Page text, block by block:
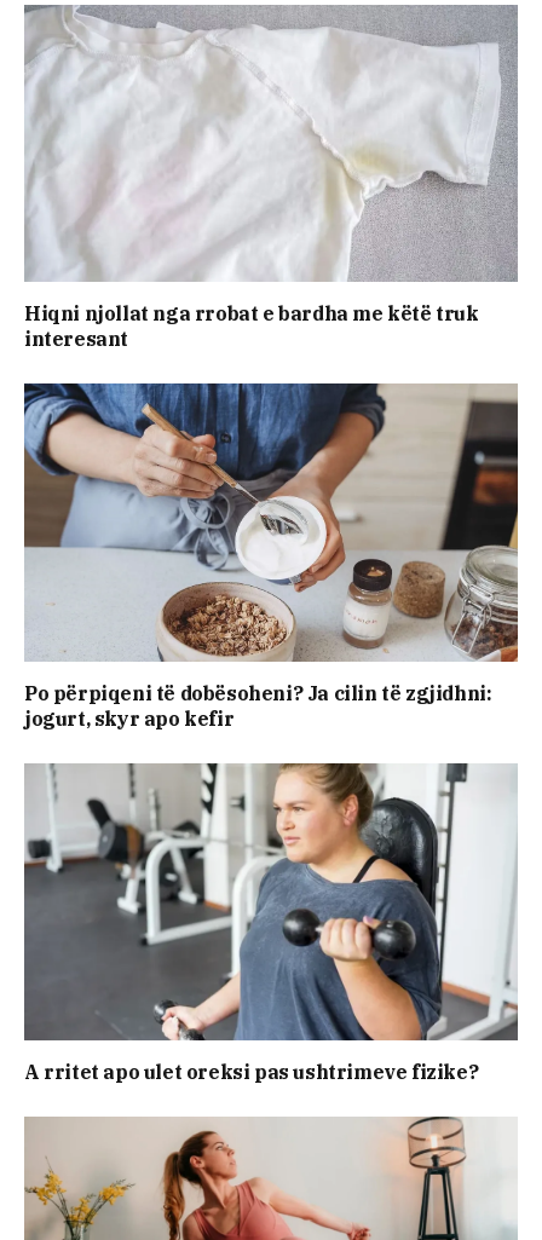
Hiqni njollat nga rrobat e bardha me këtë truk
interesant
Po përpiqeni të dobësoheni? Ja cilin të zgjidhni:
jogurt, skyr apo kefir
A rritet apo ulet oreksi pas ushtrimeve fizike?